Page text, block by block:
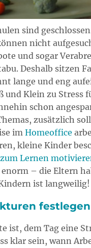
sind
nicht
und sogar
Deshalb sitzen
lange und eng
und Klein zu Stress
schon
zusätzlich
im Homeoffice
kleine Kinder
zum Lernen
– die Eltern
ist langweilig!
festlegen
ist, dem Tag eine
klar sein, wann